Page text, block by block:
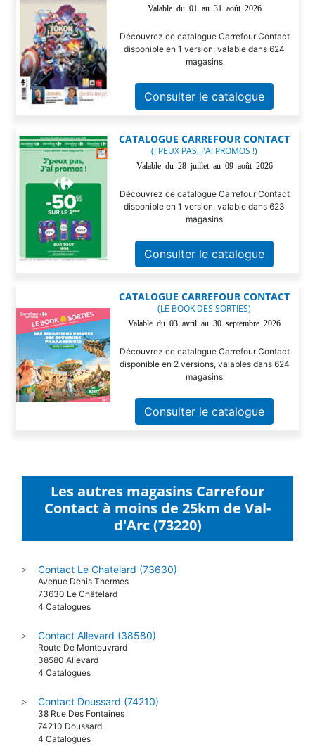
Valable du 01 au 31 août 2026
Découvrez ce catalogue Carrefour Contact
disponible en 1 version, valable dans 624
magasins
Consulter le catalogue
CATALOGUE CARREFOUR CONTACT
(J'PEUX PAS, J'AI PROMOS !)
Valable du 28 juillet au 09 août 2026
Découvrez ce catalogue Carrefour Contact
disponible en 1 version, valable dans 623
magasins
Consulter le catalogue
CATALOGUE CARREFOUR CONTACT
(LE BOOK DES SORTIES)
Valable du 03 avril au 30 septembre 2026
Découvrez ce catalogue Carrefour Contact
disponible en 2 versions, valables dans 624
magasins
Consulter le catalogue
Les autres magasins Carrefour
Contact à moins de 25km de Val-
d'Arc (73220)
> Contact Le Chatelard (73630)
Avenue Denis Thermes
73630 Le Châtelard
4 Catalogues
> Contact Allevard (38580)
Route De Montouvrard
38580 Allevard
4 Catalogues
> Contact Doussard (74210)
38 Rue Des Fontaines
74210 Doussard
4 Catalogues